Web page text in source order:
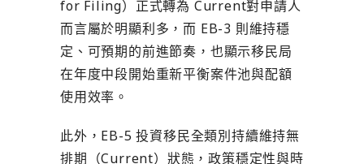
for Filing）正式轉為 Current對申請人
而言屬於明顯利多，而 EB-3 則維持穩
定、可預期的前進節奏，也顯示移民局
在年度中段開始重新平衡案件池與配額
使用效率。
此外，EB-5 投資移民全類別持續維持無
排期（Current）狀態，政策穩定性與時